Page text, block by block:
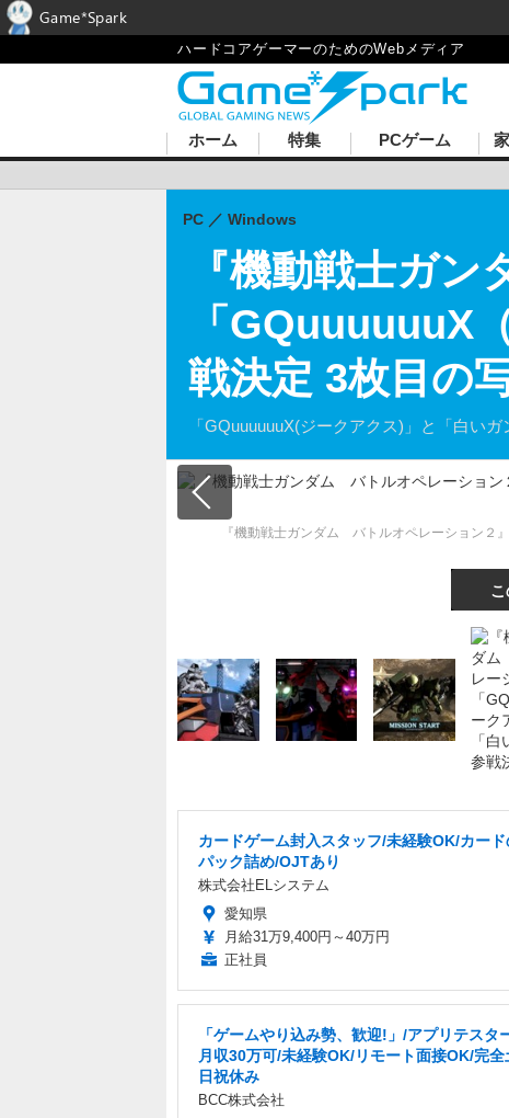
ハードコアゲーマーのためのWebメディア
ホーム 特集 PCゲーム
『機動戦士ガ
「GQuuuuuuX
戦決定 3枚目の
「GQuuuuuuX(ジークアクス)」と「白いガ
PC Windows
『機動戦士ガンダム バトルオペレーション２
カードゲーム封入スタッフ/未経験OK/カード
パック詰め/OJTあり
株式会社ELシステム
愛知県
月給31万9,400円～40万円
正社員
「ゲームやり込み勢、歓迎!」/アプリテスタ
月収30万可/未経験OK/リモート面接OK/完全
日祝休み
BCC株式会社
Game*Spark